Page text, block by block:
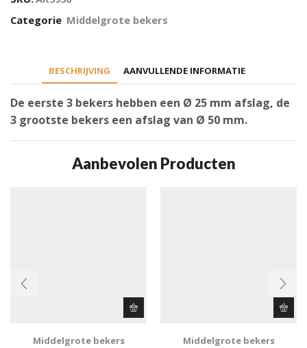
Categorie Middelgrote bekers
BESCHRIJVING AANVULLENDE INFORMATIE
De eerste 3 bekers hebben een Ø 25 mm afslag, de
3 grootste bekers een afslag van Ø 50 mm.
Aanbevolen Producten
Middelgrote bekers
Middelgrote bekers